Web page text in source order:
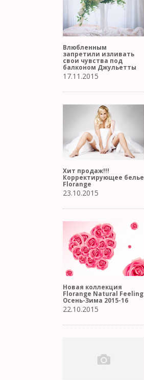
Влюбленным
запретили изливать
свои чувства под
балконом Джульетты
17.11.2015
Хит продаж!!!
Корректирующее белье
Florange
23.10.2015
Новая коллекция
Florange Natural Feeling
Осень-Зима 2015-16
22.10.2015